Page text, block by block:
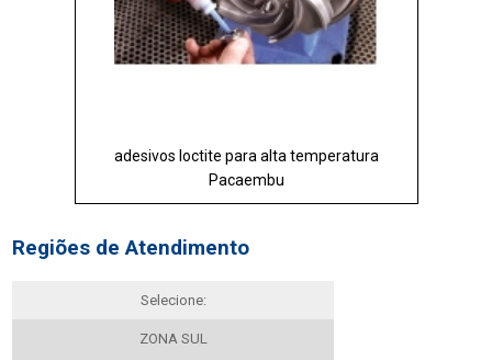
adesivos loctite para alta temperatura
Pacaembu
Regiões de Atendimento
Selecione:
ZONA SUL